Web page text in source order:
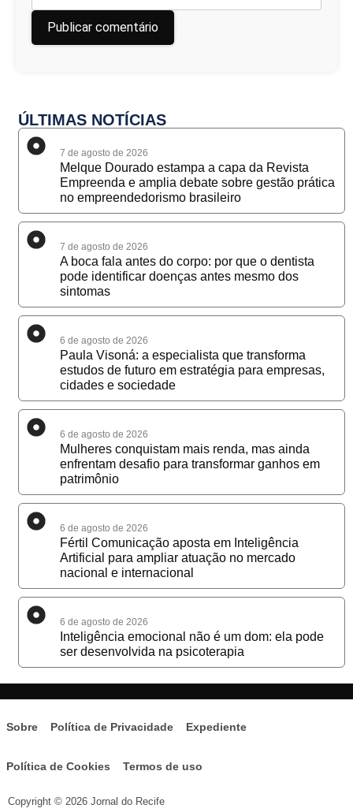
ÚLTIMAS NOTÍCIAS
7 de agosto de 2026
Melque Dourado estampa a capa da Revista
Empreenda e amplia debate sobre gestão prática
no empreendedorismo brasileiro
7 de agosto de 2026
A boca fala antes do corpo: por que o dentista
pode identificar doenças antes mesmo dos
sintomas
6 de agosto de 2026
Paula Visoná: a especialista que transforma
estudos de futuro em estratégia para empresas,
cidades e sociedade
6 de agosto de 2026
Mulheres conquistam mais renda, mas ainda
enfrentam desafio para transformar ganhos em
patrimônio
6 de agosto de 2026
Fértil Comunicação aposta em Inteligência
Artificial para ampliar atuação no mercado
nacional e internacional
6 de agosto de 2026
Inteligência emocional não é um dom: ela pode
ser desenvolvida na psicoterapia
Sobre Política de Privacidade Expediente
Política de Cookies Termos de uso
Copyright © 2026 Jornal do Recife